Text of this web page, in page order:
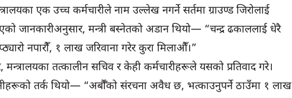
एक उच्च कर्मचारीले नाम उल्लेख नगर्ने सर्तमा ग्राउण्ड जिरोलाई
जानकारीअनुसार, मन्त्री बस्नेतको अडान थियो— “चन्द्र ढकाललाई धेरै
नपारौँ, १ लाख जरिवाना गरेर कुरा मिलाऔँ।”
मन्त्रालयका तत्कालीन सचिव र केही कर्मचारीहरूले यसको प्रतिवाद गरे।
तर्क थियो— “अर्बौँको संरचना अवैध छ, भत्काउनुपर्ने ठाउँमा १ लाख